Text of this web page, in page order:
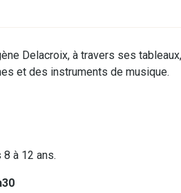
Delacroix, à travers ses
et des instruments de musique.
à 12 ans.